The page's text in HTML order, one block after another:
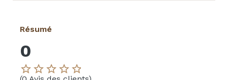
Résumé
0
star_border star_border star_border star_border star_border